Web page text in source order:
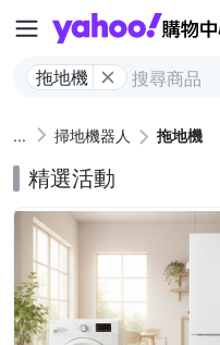
拖地機
掃地機器人 拖地機
精選活動